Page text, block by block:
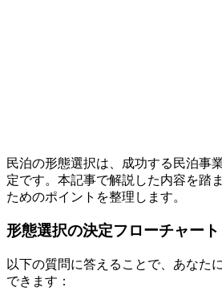
民泊の形態選択は、成功する民泊事
定です。本記事で解説した内容を踏
ためのポイントを整理します。
形態選択の決定フローチャート
以下の質問に答えることで、あなた
できます：